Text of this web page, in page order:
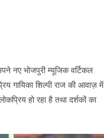
नए भोजपुरी म्यूजिक वर्टिकल
गायिका शिल्पी राज की आवाज़ में
हो रहा है तथा दर्शकों का